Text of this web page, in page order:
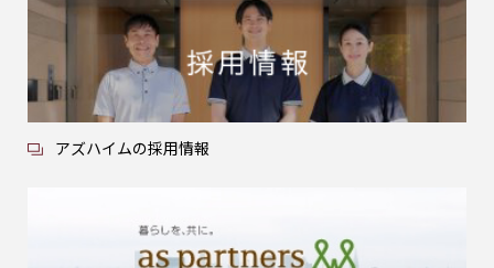
アズハイムの採用情報